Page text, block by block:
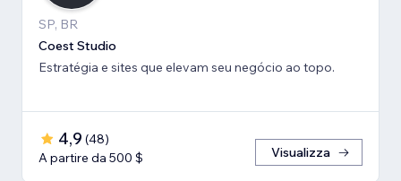
SP, BR
Coest Studio
Estratégia e sites que elevam seu negócio ao topo.
4,9 (48)
A partire da 500 $
Visualizza